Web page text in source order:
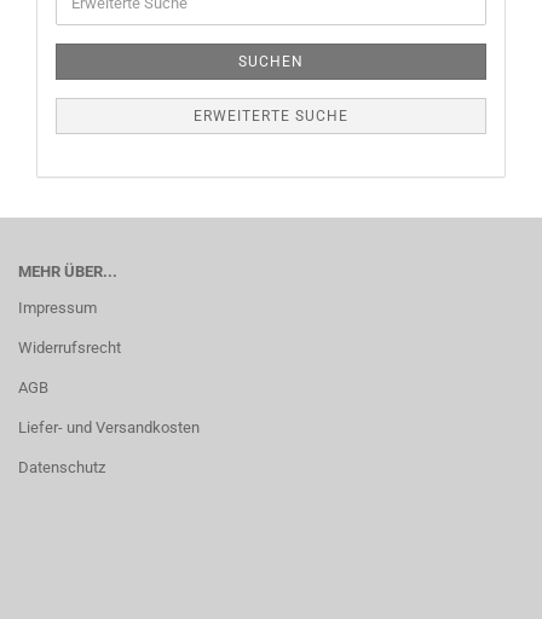
SUCHEN
ERWEITERTE SUCHE
MEHR ÜBER...
Impressum
Widerrufsrecht
AGB
Liefer- und Versandkosten
Datenschutz